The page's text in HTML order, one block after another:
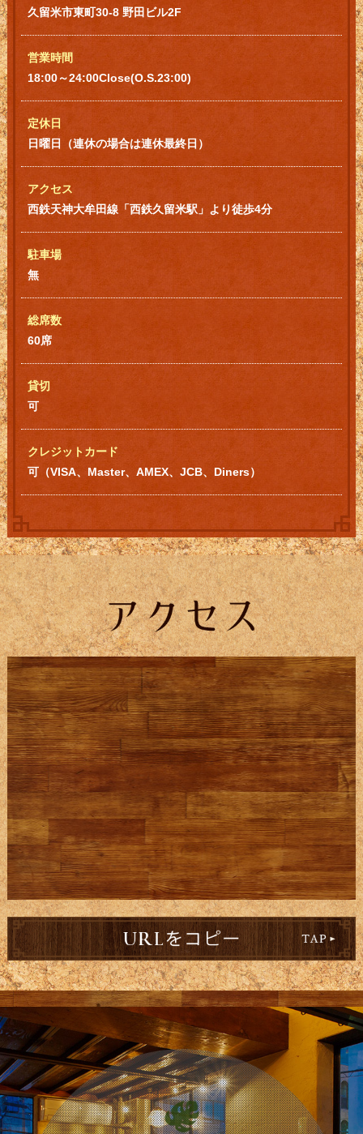
久留米市東町30-8 野田ビル2F
営業時間
18:00～24:00Close(O.S.23:00)
定休日
日曜日（連休の場合は連休最終日）
アクセス
西鉄天神大牟田線「西鉄久留米駅」より徒歩4分
駐車場
無
総席数
60席
貸切
可
クレジットカード
可（VISA、Master、AMEX、JCB、Diners）